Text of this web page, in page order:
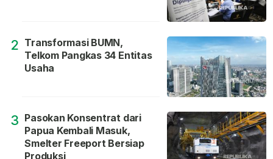
2 Transformasi BUMN,
Telkom Pangkas 34 Entitas
Usaha
3 Pasokan Konsentrat dari
Papua Kembali Masuk,
Smelter Freeport Bersiap
Produksi